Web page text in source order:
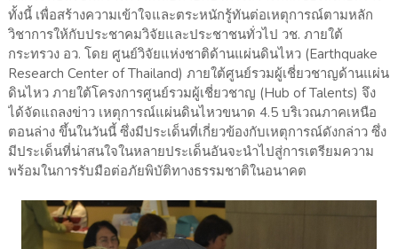
ทั้งนี้ เพื่อสร้างความเข้าใจและตระหนักรู้ทันต่อเหตุการณ์ตามหลัก
วิชาการให้กับประชาคมวิจัยและประชาชนทั่วไป วช. ภายใต้
กระทรวง อว. โดย ศูนย์วิจัยแห่งชาติด้านแผ่นดินไหว (Earthquake
Research Center of Thailand) ภายใต้ศูนย์รวมผู้เชี่ยวชาญด้านแผ่น
ดินไหว ภายใต้โครงการศูนย์รวมผู้เชี่ยวชาญ (Hub of Talents) จึง
ได้จัดแถลงข่าว เหตุการณ์แผ่นดินไหวขนาด 4.5 บริเวณภาคเหนือ
ตอนล่าง ขึ้นในวันนี้ ซึ่งมีประเด็นที่เกี่ยวข้องกับเหตุการณ์ดังกล่าว ซึ่ง
มีประเด็นที่น่าสนใจในหลายประเด็นอันจะนำไปสู่การเตรียมความ
พร้อมในการรับมือต่อภัยพิบัติทางธรรมชาติในอนาคต